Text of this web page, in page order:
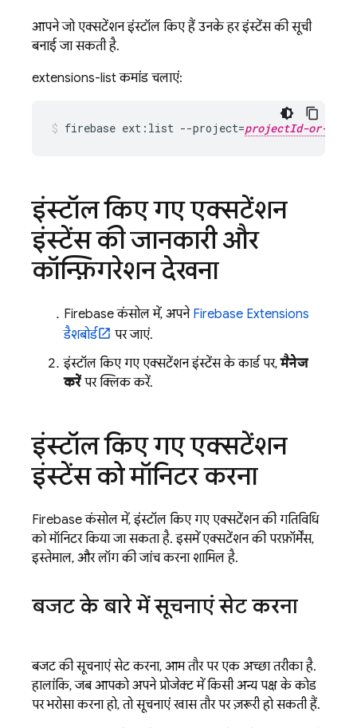
आपने जो एक्सटेंशन इंस्टॉल किए हैं उनके हर इंस्टेंस की सूची
बनाई जा सकती है.
extensions-list कमांड चलाएं:
firebase ext:list --project=projectId-or-
इंस्टॉल किए गए एक्सटेंशन
इंस्टेंस की जानकारी और
कॉन्फ़िगरेशन देखना
Firebaseकंसोल में, अपने Firebase Extensions
डैशबोर्ड
पर जाएं.
इंस्टॉल किए गए एक्सटेंशन इंस्टेंस के कार्ड पर,मैनेज
करेंपर क्लिक करें.
इंस्टॉल किए गए एक्सटेंशन
इंस्टेंस को मॉनिटर करना
Firebaseकंसोल में, इंस्टॉल किए गए एक्सटेंशन की गतिविधि
को मॉनिटर किया जा सकता है. इसमें एक्सटेंशन की परफ़ॉर्मेंस,
इस्तेमाल, और लॉग की जांच करना शामिल है.
बजट के बारे में सूचनाएं सेट करना
बजट की सूचनाएं सेट करना, आम तौर पर एक अच्छा तरीका है.
हालांकि, जब आपको अपने प्रोजेक्ट में किसी अन्य पक्ष के कोड
पर भरोसा करना हो, तो सूचनाएं खास तौर पर ज़रूरी हो सकती हैं.